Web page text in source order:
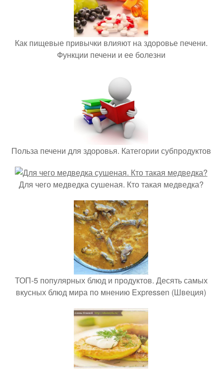
Как пищевые привычки влияют на здоровье печени.
Функции печени и ее болезни
Польза печени для здоровья. Категории субпродуктов
Для чего медведка сушеная. Кто такая медведка?
ТОП-5 популярных блюд и продуктов. Десять самых
вкусных блюд мира по мнению Expressen (Швеция)